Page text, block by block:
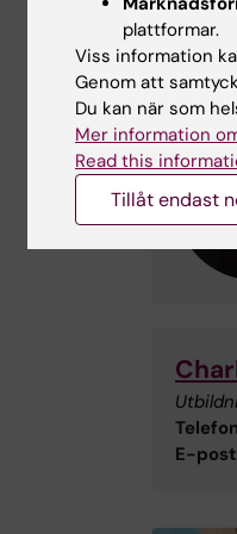
E-
plattformar.
Viss information
Genom att
Du kan när som
Mer information
Read this
Tillåt endast